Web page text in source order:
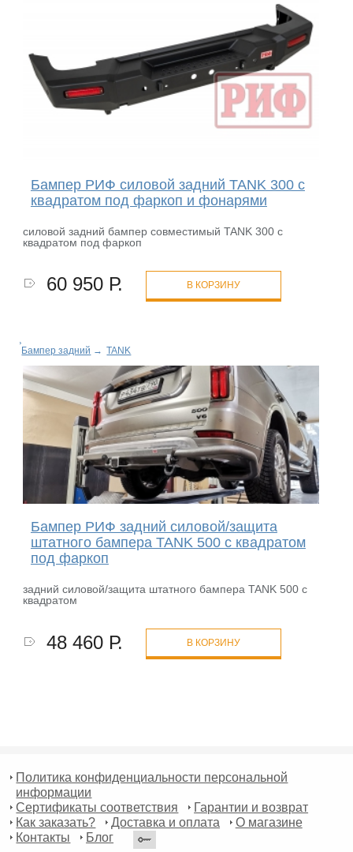
Бампер РИФ силовой задний TANK 300 с
квадратом под фаркоп и фонарями
силовой задний бампер совместимый TANK 300 с
квадратом под фаркоп
60 950 Р. В КОРЗИНУ
Бампер задний → TANK
Бампер РИФ задний силовой/защита
штатного бампера TANK 500 c квадратом
под фаркоп
задний силовой/защита штатного бампера TANK 500 c
квадратом
48 460 Р. В КОРЗИНУ
Политика конфиденциальности персональной
информации
Сертификаты соответствия
Гарантии и возврат
Как заказать?
Доставка и оплата
О магазине
Контакты
Блог